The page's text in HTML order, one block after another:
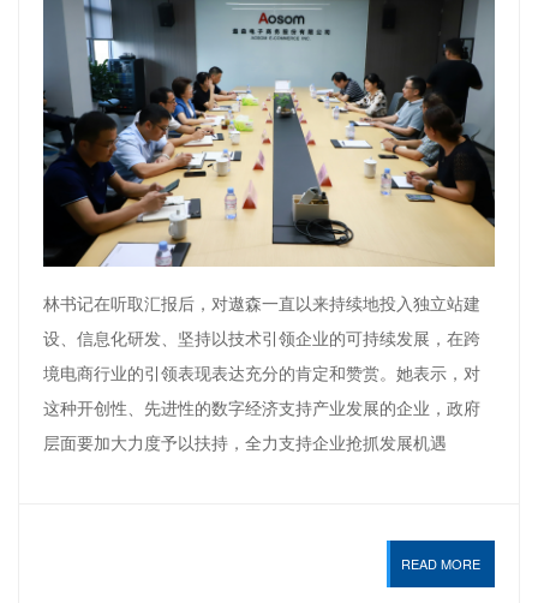
林书记在听取汇报后，对遨森一直以来持续地投入独立站建
设、信息化研发、坚持以技术引领企业的可持续发展，在跨
境电商行业的引领表现表达充分的肯定和赞赏。她表示，对
这种开创性、先进性的数字经济支持产业发展的企业，政府
层面要加大力度予以扶持，全力支持企业抢抓发展机遇
READ MORE